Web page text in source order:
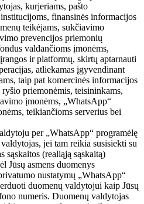
kurjeriams, pašto
finansinės informacijos
teikėjams, sukčiavimo
prevencijos priemonių
valdančioms įmonėms,
ir platformų, skirtų aptarnauti
atliekamas įgyvendinant
taip pat komercinės informacijos
priemonėmis, teisininkams,
įmonėms, „WhatsApp“
teikiančioms serverius bei
per „WhatsApp“ programėlę
jei tam reikia susisiekti su
sąskaitos (realiąją sąskaitą)
Jūsų asmens duomenys
nustatymų „WhatsApp“
duomenų valdytojui kaip Jūsų
numeris. Duomenų valdytojas